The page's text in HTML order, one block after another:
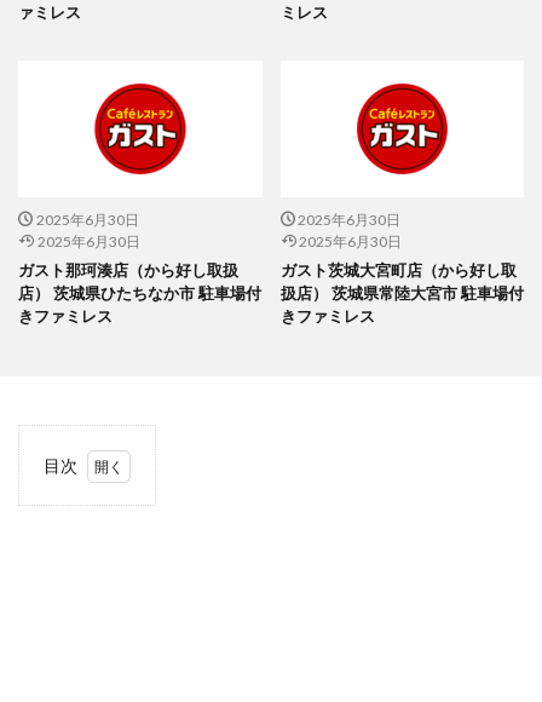
ァミレス
ミレス
2025年6月30日
2025年6月30日
ガスト那珂湊店（から好し取扱
店） 茨城県ひたちなか市 駐車場付
きファミレス
2025年6月30日
2025年6月30日
ガスト茨城大宮町店（から好し取
扱店） 茨城県常陸大宮市 駐車場付
きファミレス
目次